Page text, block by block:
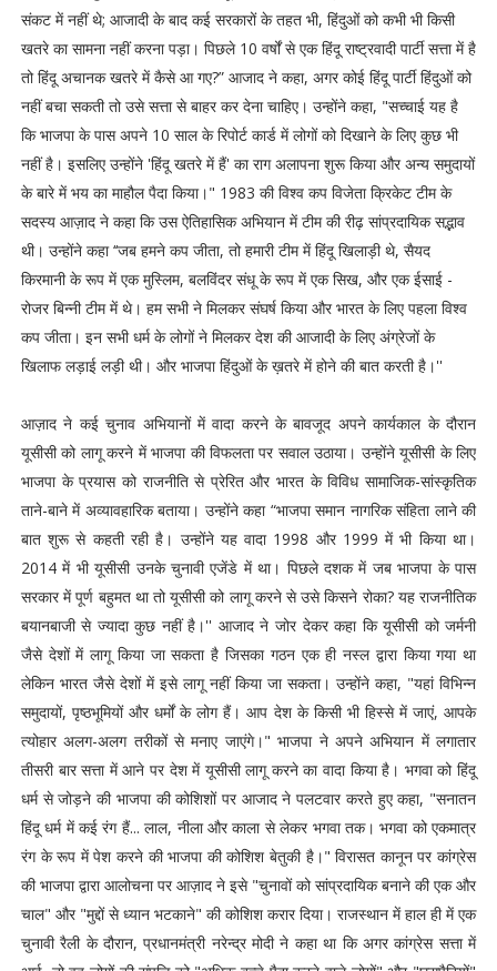
संकट में नहीं थे; आजादी के बाद कई सरकारों के तहत भी, हिंदुओं को कभी भी किसी
खतरे का सामना नहीं करना पड़ा। पिछले 10 वर्षों से एक हिंदू राष्ट्रवादी पार्टी सत्ता में है
तो हिंदू अचानक खतरे में कैसे आ गए?” आजाद ने कहा, अगर कोई हिंदू पार्टी हिंदुओं को
नहीं बचा सकती तो उसे सत्ता से बाहर कर देना चाहिए। उन्होंने कहा, "सच्चाई यह है
कि भाजपा के पास अपने 10 साल के रिपोर्ट कार्ड में लोगों को दिखाने के लिए कुछ भी
नहीं है। इसलिए उन्होंने 'हिंदू खतरे में हैं' का राग अलापना शुरू किया और अन्य समुदायों
के बारे में भय का माहौल पैदा किया।" 1983 की विश्व कप विजेता क्रिकेट टीम के
सदस्य आज़ाद ने कहा कि उस ऐतिहासिक अभियान में टीम की रीढ़ सांप्रदायिक सद्भाव
थी। उन्होंने कहा ‘‘जब हमने कप जीता, तो हमारी टीम में हिंदू खिलाड़ी थे, सैयद
किरमानी के रूप में एक मुस्लिम, बलविंदर संधू के रूप में एक सिख, और एक ईसाई -
रोजर बिन्नी टीम में थे। हम सभी ने मिलकर संघर्ष किया और भारत के लिए पहला विश्व
कप जीता। इन सभी धर्म के लोगों ने मिलकर देश की आजादी के लिए अंग्रेजों के
खिलाफ लड़ाई लड़ी थी। और भाजपा हिंदुओं के ख़तरे में होने की बात करती है।''
आज़ाद ने कई चुनाव अभियानों में वादा करने के बावजूद अपने कार्यकाल के दौरान
यूसीसी को लागू करने में भाजपा की विफलता पर सवाल उठाया। उन्होंने यूसीसी के लिए
भाजपा के प्रयास को राजनीति से प्रेरित और भारत के विविध सामाजिक-सांस्कृतिक
ताने-बाने में अव्यावहारिक बताया। उन्होंने कहा “भाजपा समान नागरिक संहिता लाने की
बात शुरू से कहती रही है। उन्होंने यह वादा 1998 और 1999 में भी किया था।
2014 में भी यूसीसी उनके चुनावी एजेंडे में था। पिछले दशक में जब भाजपा के पास
सरकार में पूर्ण बहुमत था तो यूसीसी को लागू करने से उसे किसने रोका? यह राजनीतिक
बयानबाजी से ज्यादा कुछ नहीं है।'' आजाद ने जोर देकर कहा कि यूसीसी को जर्मनी
जैसे देशों में लागू किया जा सकता है जिसका गठन एक ही नस्ल द्वारा किया गया था
लेकिन भारत जैसे देशों में इसे लागू नहीं किया जा सकता। उन्होंने कहा, "यहां विभिन्न
समुदायों, पृष्ठभूमियों और धर्मों के लोग हैं। आप देश के किसी भी हिस्से में जाएं, आपके
त्योहार अलग-अलग तरीकों से मनाए जाएंगे।" भाजपा ने अपने अभियान में लगातार
तीसरी बार सत्ता में आने पर देश में यूसीसी लागू करने का वादा किया है। भगवा को हिंदू
धर्म से जोड़ने की भाजपा की कोशिशों पर आजाद ने पलटवार करते हुए कहा, "सनातन
हिंदू धर्म में कई रंग हैं... लाल, नीला और काला से लेकर भगवा तक। भगवा को एकमात्र
रंग के रूप में पेश करने की भाजपा की कोशिश बेतुकी है।" विरासत कानून पर कांग्रेस
की भाजपा द्वारा आलोचना पर आज़ाद ने इसे "चुनावों को सांप्रदायिक बनाने की एक और
चाल" और "मुद्दों से ध्यान भटकाने" की कोशिश करार दिया। राजस्थान में हाल ही में एक
चुनावी रैली के दौरान, प्रधानमंत्री नरेन्द्र मोदी ने कहा था कि अगर कांग्रेस सत्ता में